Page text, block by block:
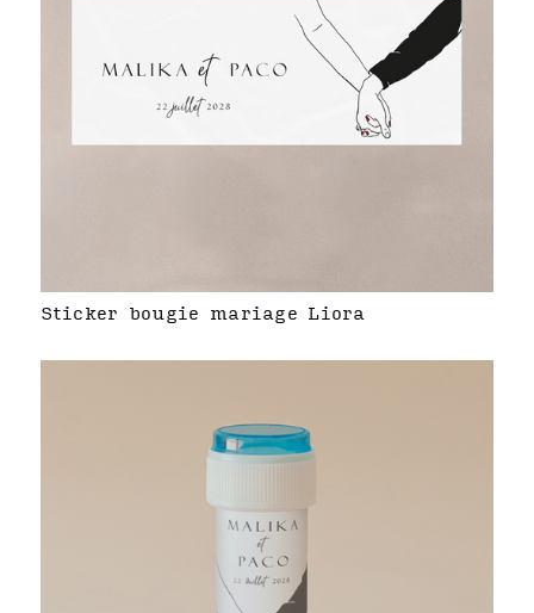
Sticker bougie mariage Liora